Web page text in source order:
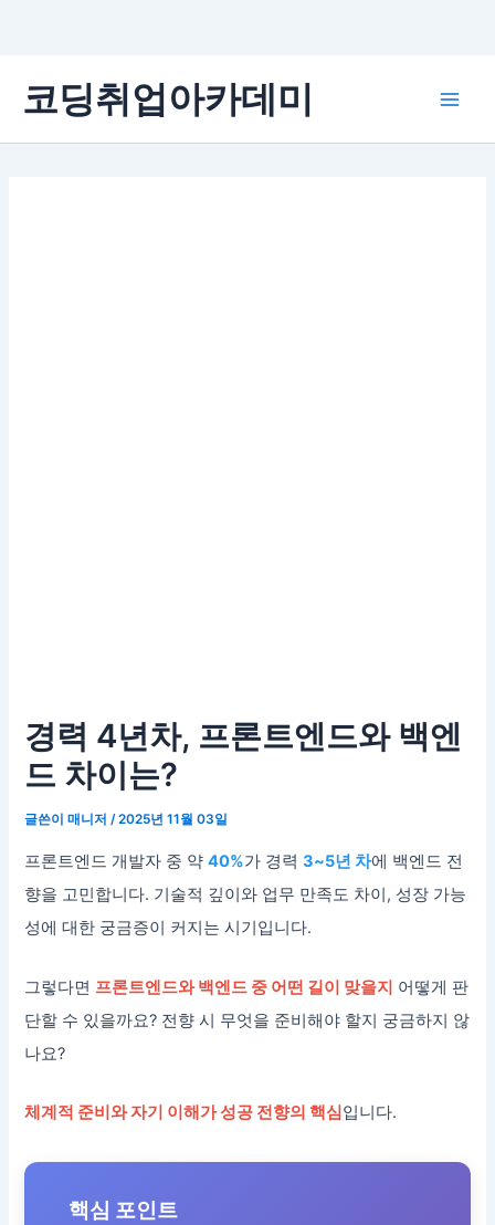
로
코딩취업아카데미
경력 4년차, 프론트엔드와 백엔
드 차이는?
글쓴이매니저 /2025년 11월 03일
프론트엔드 개발자 중 약40%가 경력3~5년 차에 백엔드 전
향을 고민합니다. 기술적 깊이와 업무 만족도 차이, 성장 가능
성에 대한 궁금증이 커지는 시기입니다.
그렇다면 프론트엔드와 백엔드 중 어떤 길이 맞을지 어떻게 판
단할 수 있을까요? 전향 시 무엇을 준비해야 할지 궁금하지 않
나요?
체계적 준비와 자기 이해가 성공 전향의 핵심입니다.
핵심 포인트